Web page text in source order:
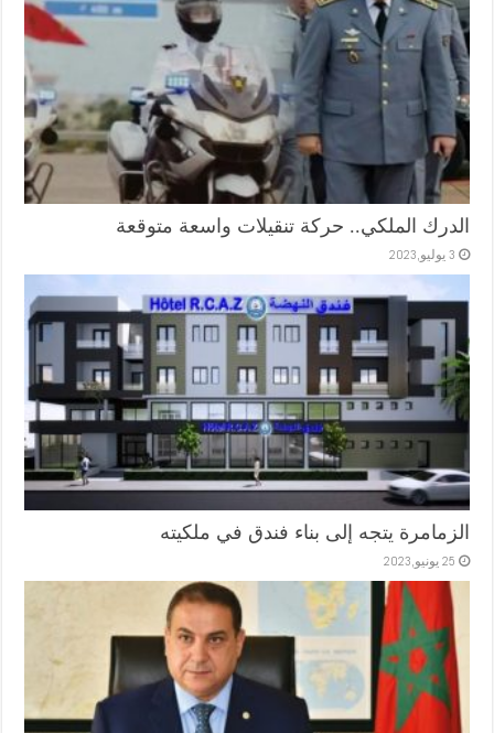
الدرك الملكي.. حركة تنقيلات واسعة متوقعة
3 يوليو,2023
الزمامرة يتجه إلى بناء فندق في ملكيته
25 يونيو,2023